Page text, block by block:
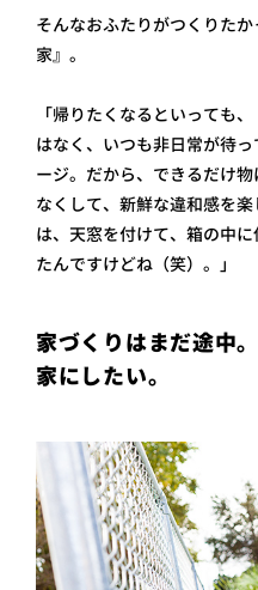
そんなおふたりがつくりた
家』。
「帰りたくなるといっても
はなく、いつも非日常が待
ージ。だから、できるだけ
なくして、新鮮な違和感を
は、天窓を付けて、箱の中
たんですけどね（笑）。」
家づくりはまだ途中
家にしたい。